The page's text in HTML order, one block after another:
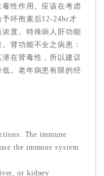
性作用。应该在考虑
环孢素后12-24hr才
度。特殊病人肝功能
肾功能不全之病患：
在肾毒性，所以建议
。老年病患有限的经
The immune
the immune system
or kidney